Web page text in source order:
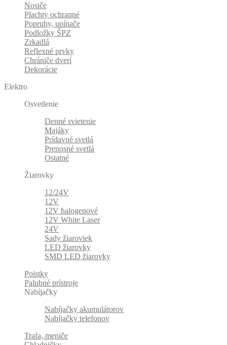
Nosiče
Plachty ochranné
Popruhy, upínače
Podložky ŠPZ
Zrkadlá
Reflexné prvky
Chrániče dverí
Dekorácie
Elektro
Osvetlenie
Denné svietenie
Majáky
Prídavné svetlá
Prenosné svetlá
Ostatné
Žiarovky
12/24V
12V
12V halogenové
12V White Laser
24V
Sady žiaroviek
LED žiarovky
SMD LED žiarovky
Poistky
Palubné prístroje
Nabíjačky
Nabíjačky akumulátorov
Nabíjačky telefonov
Trafa, meniče